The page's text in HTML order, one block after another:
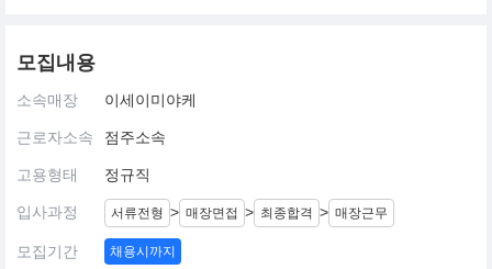
모집내용
소속매장 이세이미야케
근로자소속 점주소속
고용형태 정규직
입사과정 서류전형 > 매장면접 > 최종합격 > 매장근무
모집기간 채용시까지